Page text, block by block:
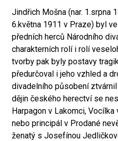
Jindřich Mošna (nar. 1.srpna
6.května 1911 v Praze) byl
předních herců Národního
charakterních rolí i rolí
tvorby pak byly postavy
předurčoval i jeho vzhled a
divadelního působení
dějin českého herectví se
Harpagon v Lakomci,
nebo principál v Prodané
ženatý s Josefínou